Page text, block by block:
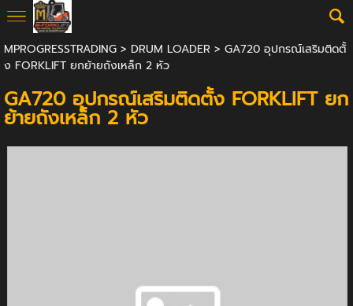
MPROGRESSTRADING> DRUM LOADER > GA720 อุปกรณ์เสริมติดตั้
ง FORKLIFT ยกย้ายถังเหล็ก 2 หัว
GA720 อุปกรณ์เสริมติดตั้ง FORKLIFT ยก
ย้ายถังเหล็ก 2 หัว